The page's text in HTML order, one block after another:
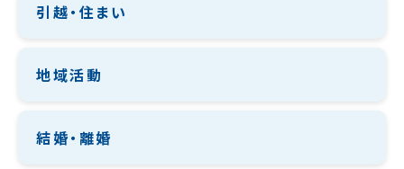
引越・住まい
地域活動
結婚・離婚